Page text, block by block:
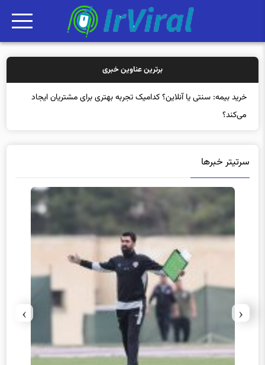
برترین عناوین خبری
خرید بیمه: سنتی یا آنلاین؟ کدامیک تجربه بهتری برای مشتریان ایجاد
می‌کند؟
سرتیتر خبرها
‹
›